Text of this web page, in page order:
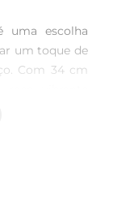
uma escolha
um toque de
Com 34 cm
um excelente